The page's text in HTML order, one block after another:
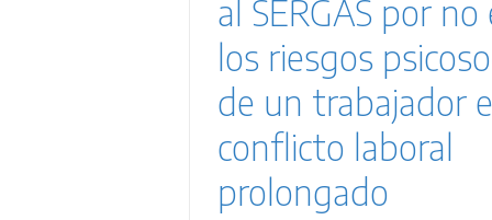
al SERGAS por
los riesgos
de un trabajador
conflicto laboral
prolongado